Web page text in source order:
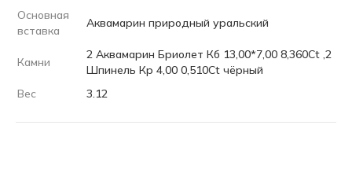
Основная
вставка
Аквамарин природный уральский
Камни
2 Аквамарин Бриолет Кб 13,00*7,00 8,360Ct ,2
Шпинель Кр 4,00 0,510Ct чёрный
Вес
3.12